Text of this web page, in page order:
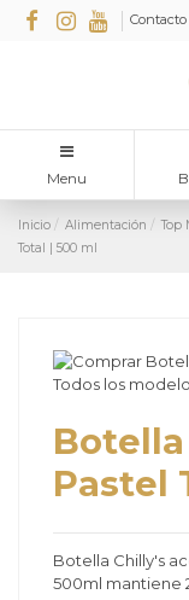
Contacto
Menu
Inicio Alimentación Top
Total | 500 ml
Pastel
Botella Chilly's
500ml mantiene